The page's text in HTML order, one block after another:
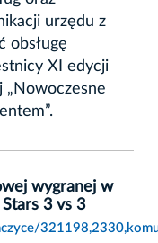
urzędu z
obsługę
XI edycji
„Nowoczesne
wygranej w
Stars 3 vs 3